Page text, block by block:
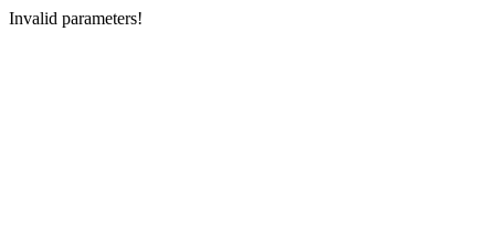
Invalid parameters!